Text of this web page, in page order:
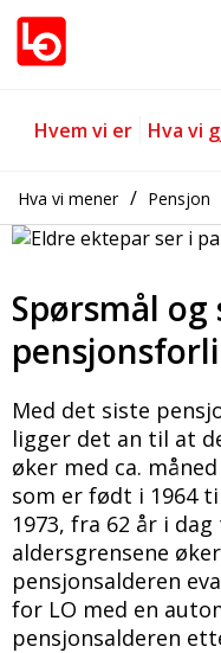
Spørsmål
Gå til hovedinnhold
Gå til navigasjon
Hvem vi er Hva vi
Hva vi mener Pensjon
Spørsmål og
Med det siste
ligger det an til at
øker med ca.
som er født i 1964
1973, fra 62 år i
aldersgrensene
pensjonsalderen
for LO med en
pensjonsalderen